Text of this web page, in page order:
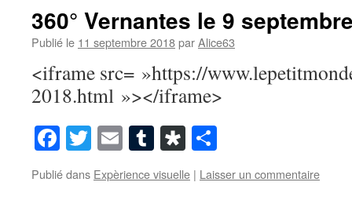
360° Vernantes le 9
Publié le 11 septembre 2018parAlice63
<iframe src= »https://
2018.html »></iframe>
Facebook
Twitter
EmailTumblrDiaspora
Publié dans Expèrience visuelle | Laisser un commentaire